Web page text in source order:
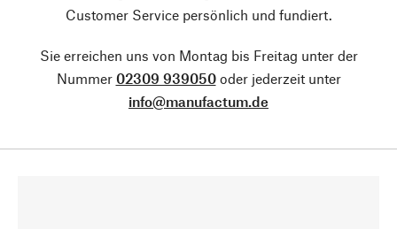
Customer Service persönlich und fundiert.
Sie erreichen uns von Montag bis Freitag unter der
Nummer 02309 939050oder jederzeit unter
info@manufactum.de